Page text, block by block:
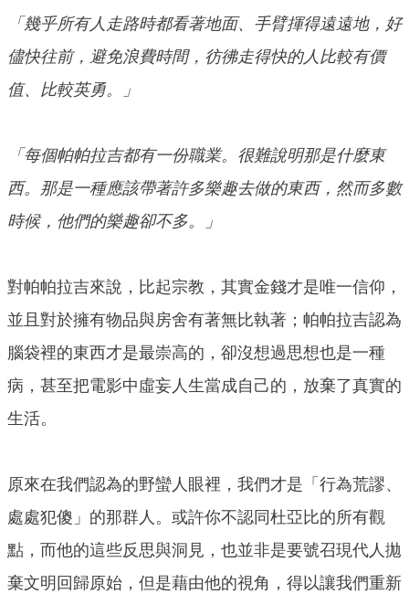
「幾乎所有人走路時都看著地面、手臂揮得遠遠地，好
儘快往前，避免浪費時間，彷彿走得快的人比較有價
值、比較英勇。」
「每個帕帕拉吉都有一份職業。很難說明那是什麼東
西。那是一種應該帶著許多樂趣去做的東西，然而多數
時候，他們的樂趣卻不多。」
對帕帕拉吉來說，比起宗教，其實金錢才是唯一信仰，
並且對於擁有物品與房舍有著無比執著；帕帕拉吉認為
腦袋裡的東西才是最崇高的，卻沒想過思想也是一種
病，甚至把電影中虛妄人生當成自己的，放棄了真實的
生活。
原來在我們認為的野蠻人眼裡，我們才是「行為荒謬、
處處犯傻」的那群人。或許你不認同杜亞比的所有觀
點，而他的這些反思與洞見，也並非是要號召現代人拋
棄文明回歸原始，但是藉由他的視角，得以讓我們重新